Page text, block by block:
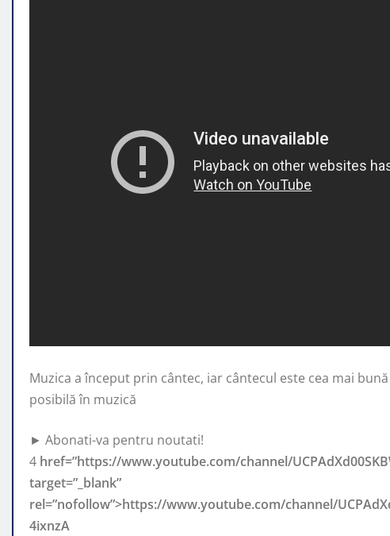
Muzica a început prin cântec, iar cântecul este cea mai
posibilă în muzică
► Abonati-va pentru noutati!
4 href=”https://www.youtube.com/channel/
target=”_blank”
rel=”nofollow”>https://www.youtube.com/channel/
4ixnzA